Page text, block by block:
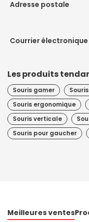
Adresse postale
Courrier électronique
Les produits
Souris gamer
Souris ergonomique
Souris verticale
Souris pour gaucher
Meilleures ventes